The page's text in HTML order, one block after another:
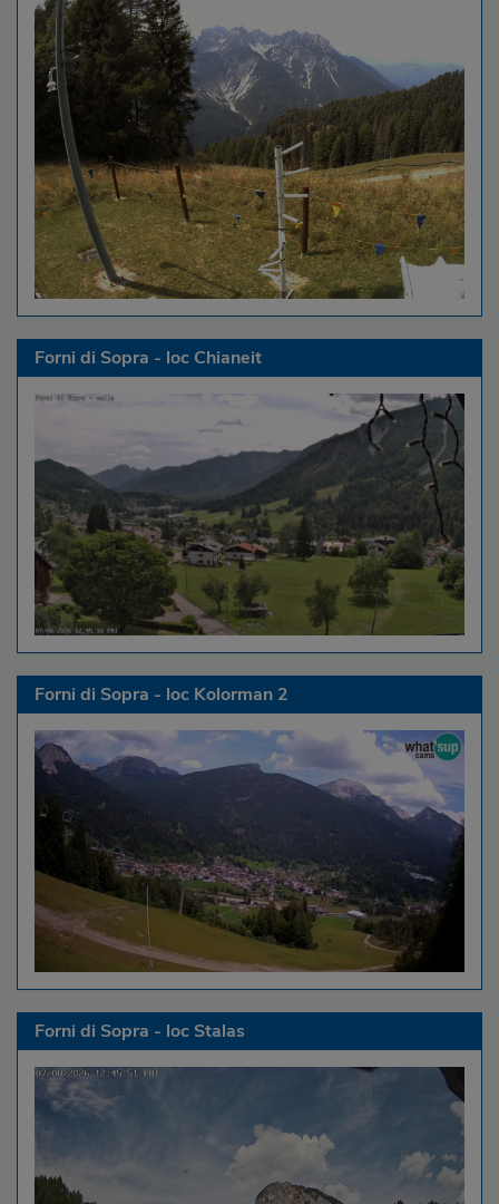
Forni di Sopra - loc Chianeit
Forni di Sopra - loc Kolorman 2
Forni di Sopra - loc Stalas